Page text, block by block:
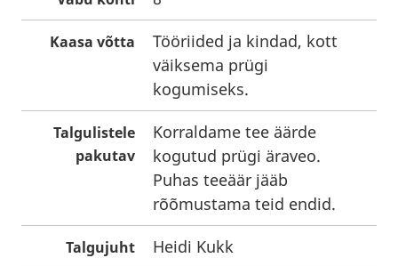
Kaasa võtta
Tööriided ja kindad, kott
väiksema prügi
kogumiseks.
Talgulistele
pakutav
Korraldame tee äärde
kogutud prügi äraveo.
Puhas teeäär jääb
rõõmustama teid endid.
Talgujuht Heidi Kukk